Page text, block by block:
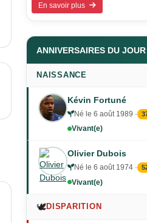
En savoir plus
ANNIVERSAIRES DU JOUR
NAISSANCE
Kévin Fortuné
Né le 6 août 1989 ·
Vivant(e)
Olivier Dubois
Né le 6 août 1974 ·
Vivant(e)
🕊️DISPARITION